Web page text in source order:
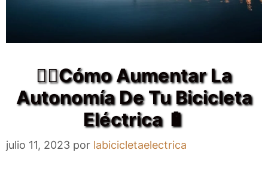
🚴‍♂️Cómo Aumentar La
Autonomía De Tu Bicicleta
Eléctrica 🔋
julio 11, 2023 por labicicletaelectrica